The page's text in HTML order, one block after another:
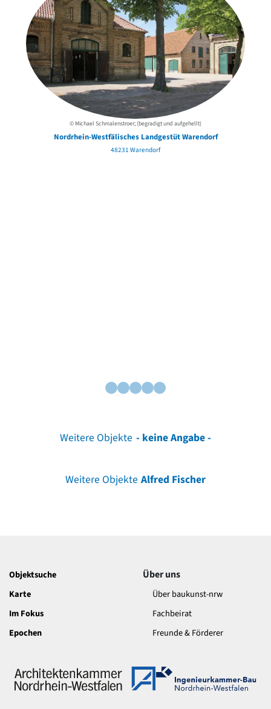
© Michael Schmalenstroer; (begradigt und aufgehellt)
Nordrhein-Westfälisches Landgestüt Warendorf
48231 Warendorf
Weitere Objekte - keine Angabe -
Weitere Objekte Alfred Fischer
Objektsuche
Karte
Im Fokus
Epochen
Über uns
Über baukunst-nrw
Fachbeirat
Freunde & Förderer